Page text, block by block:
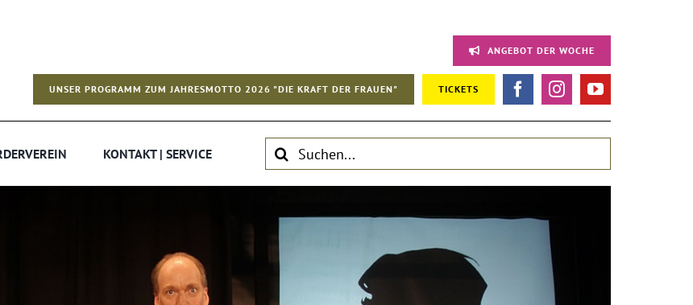
ANGEBOT DER WOCHE
UNSER PROGRAMM ZUM JAHRESMOTTO 2026 "DIE KRAFT DER FRAUEN" TICKETS
KONTAKT | SERVICE
Suche
nach: